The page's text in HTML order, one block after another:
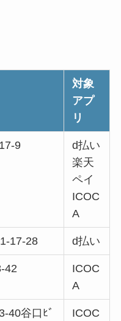
対象
アプ
リ
9
d払い
楽天
ペイ
ICOC
A
17-28 d払い
42
ICOC
A
40谷口ﾋﾞ
ICOC